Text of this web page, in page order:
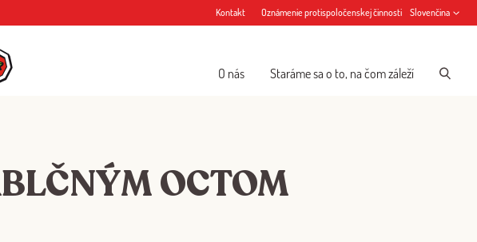
Kontakt Oznámenie protispoločenskej činnosti Slovenčina
O nás Staráme sa o to, na čom záleží
OCTOM